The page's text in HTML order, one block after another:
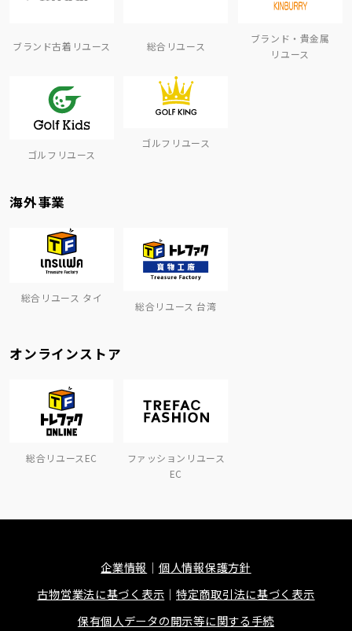
ブランド古着リユース 総合リユース
ブランド・貴金属
リユース
ゴルフリユース
ゴルフリユース
海外事業
総合リユース タイ
総合リユース 台湾
オンラインストア
総合リユースEC
ファッションリユース
EC
企業情報
個人情報保護方針
古物営業法に基づく表示
特定商取引法に基づく表示
保有個人データの開示等に関する手続